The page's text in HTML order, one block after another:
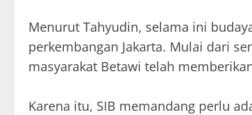
‎Menurut Tahyudin, selama ini
perkembangan Jakarta. Mulai dari
masyarakat Betawi telah
‎Karena itu, SIB memandang perlu